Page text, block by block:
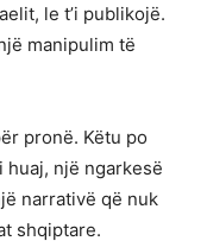
le t’i publikojë.
manipulim të
pronë. Këtu po
një ngarkesë
narrativë që nuk
shqiptare.